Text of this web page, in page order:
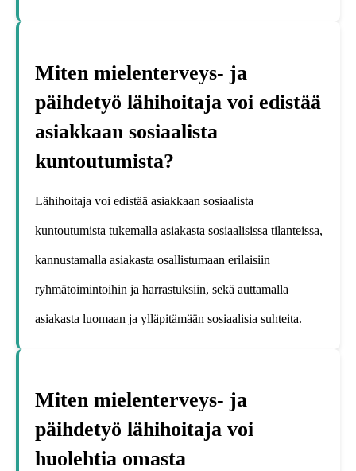
Miten mielenterveys- ja
päihdetyö lähihoitaja voi edistää
asiakkaan sosiaalista
kuntoutumista?
Lähihoitaja voi edistää asiakkaan sosiaalista
kuntoutumista tukemalla asiakasta sosiaalisissa tilanteissa,
kannustamalla asiakasta osallistumaan erilaisiin
ryhmätoimintoihin ja harrastuksiin, sekä auttamalla
asiakasta luomaan ja ylläpitämään sosiaalisia suhteita.
Miten mielenterveys- ja
päihdetyö lähihoitaja voi
huolehtia omasta